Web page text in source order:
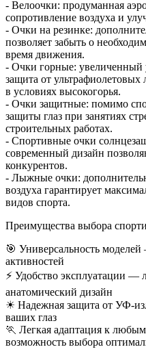
- Велоочки: продуманная
сопротивление воздуха и
- Очки на резинке:
позволяет забыть о
время движения.
- Очки горные: увеличенный
защита от
в условиях высокогорья.
- Очки защитные: помимо
защиты глаз при занятиях
строительных работах.
- Спортивные очки
современный дизайн
конкурентов.
- Лыжные очки:
воздуха гарантирует
видов спорта.
Преимущества выбора
🎯 Универсальность
активностей
⚡ Удобство эксплуатации —
анатомический дизайн
☀ Надежная защита от УФ-
ваших глаз
🏃 Легкая адаптация к
возможность выбора